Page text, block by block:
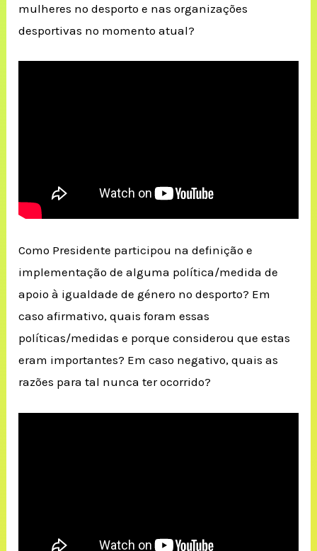
mulheres no desporto e nas organizações
desportivas no momento atual?
Como Presidente participou na definição e
implementação de alguma política/medida de
apoio à igualdade de género no desporto? Em
caso afirmativo, quais foram essas
políticas/medidas e porque considerou que estas
eram importantes? Em caso negativo, quais as
razões para tal nunca ter ocorrido?